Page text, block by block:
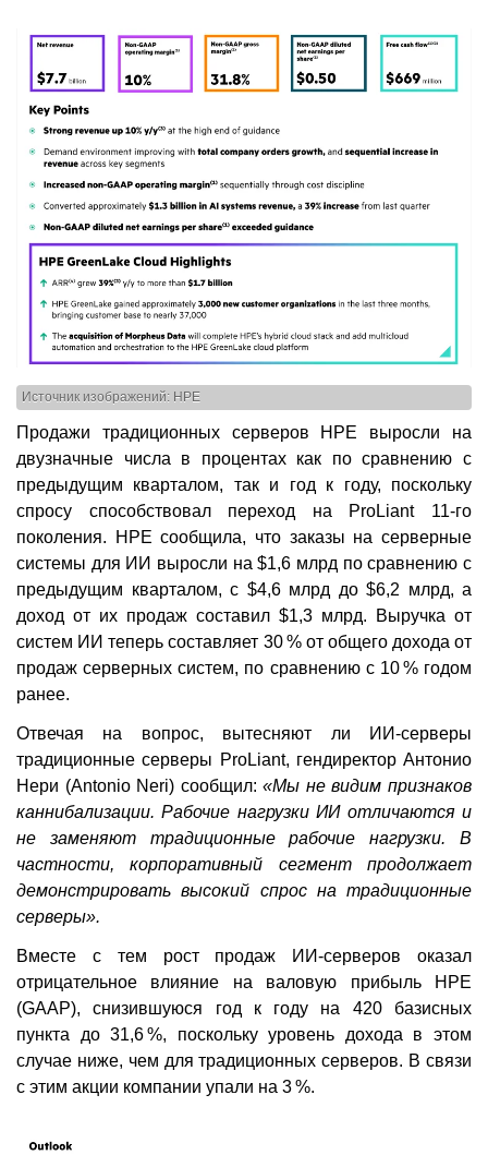
Источник изображений: HPE
Продажи традиционных серверов HPE выросли на
двузначные числа в процентах как по сравнению с
предыдущим кварталом, так и год к году, поскольку
спросу способствовал переход на ProLiant 11-го
поколения. HPE сообщила, что заказы на серверные
системы для ИИ выросли на $1,6 млрд по сравнению с
предыдущим кварталом, с $4,6 млрд до $6,2 млрд, а
доход от их продаж составил $1,3 млрд. Выручка от
систем ИИ теперь составляет 30 % от общего дохода от
продаж серверных систем, по сравнению с 10 % годом
ранее.
Отвечая на вопрос, вытесняют ли ИИ-серверы
традиционные серверы ProLiant, гендиректор Антонио
Нери (Antonio Neri) сообщил:«Мы не видим признаков
каннибализации. Рабочие нагрузки ИИ отличаются и
не заменяют традиционные рабочие нагрузки. В
частности, корпоративный сегмент продолжает
демонстрировать высокий спрос на традиционные
серверы».
Вместе с тем рост продаж ИИ-серверов оказал
отрицательное влияние на валовую прибыль HPE
(GAAP), снизившуюся год к году на 420 базисных
пункта до 31,6 %, поскольку уровень дохода в этом
случае ниже, чем для традиционных серверов. В связи
с этим акции компании упали на 3 %.